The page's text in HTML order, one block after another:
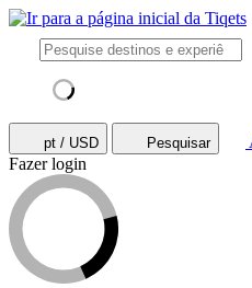
pt / USD Pesquisar
Fazer login